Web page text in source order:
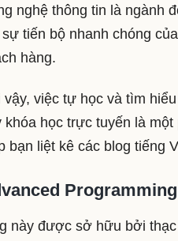
nghệ thông tin là ngành
tiến bộ nhanh chóng
hàng.
vậy, việc tự học và tìm
khóa học trực tuyến là
bạn liệt kê các blog tiếng
Programming
này được sở hữu bởi